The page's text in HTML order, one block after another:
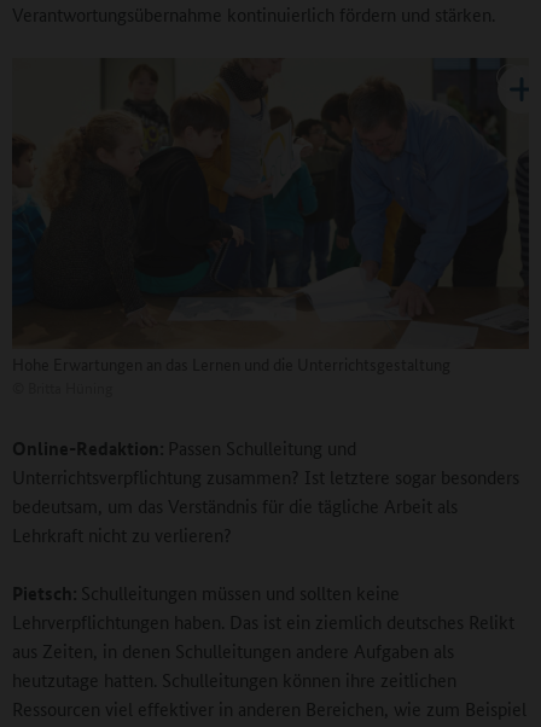
Verantwortungsübernahme kontinuierlich fördern und stärken.
Online-Redaktion: Passen Schulleitung und
Unterrichtsverpflichtung zusammen? Ist letztere sogar besonders
bedeutsam, um das Verständnis für die tägliche Arbeit als
Lehrkraft nicht zu verlieren?
Pietsch:
Schulleitungen müssen und sollten keine
Lehrverpflichtungen haben. Das ist ein ziemlich deutsches Relikt
aus Zeiten, in denen Schulleitungen andere Aufgaben als
heutzutage hatten. Schulleitungen können ihre zeitlichen
Ressourcen viel effektiver in anderen Bereichen, wie zum Beispiel